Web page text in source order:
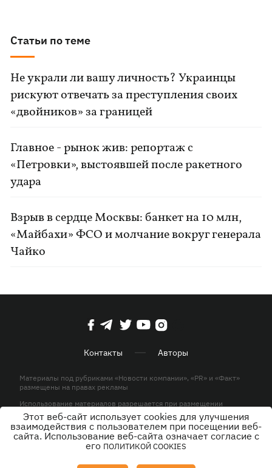
Статьи по теме
Не украли ли вашу личность? Украинцы
рискуют отвечать за преступления своих
«двойников» за границей
Главное - рынок жив: репортаж с
«Петровки», выстоявшей после ракетного
удара
Взрыв в сердце Москвы: банкет на 10 млн,
«Майбахи» ФСО и молчание вокруг генерала
Чайко
Контакты Авторы
Материалы под рубриками «Новости компании», «PR» и «Факт»
размещены на правах рекламы
Использование материалов разрешается при размещении
активной гиперссылки на KP.UA в первом абзаце.
© ООО «ЮЛАВ МЕДИА»,2026. Все права защищены.
Этот веб-сайт использует cookies для улучшения
взаимодействия с пользователем при посещении веб-
сайта. Использование веб-сайта означает согласие с
его ПОЛИТИКОЙ COOKIES